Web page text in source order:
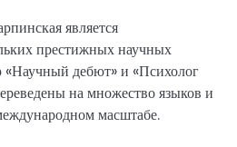
является
престижных научных
дебют» и «Психолог
на множество языков и
масштабе.